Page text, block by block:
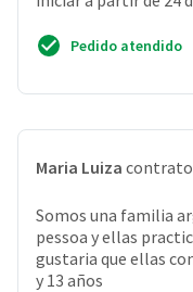
Pedido atendido
Maria Luiza
Somos una familia
pessoa y ellas
gustaria que ellas
y 13 años